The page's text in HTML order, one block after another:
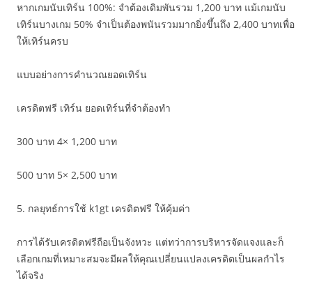
หากเกมนับเทิร์น 100%: จำต้องเดิมพันรวม 1,200 บาท แม้เกมนับ
เทิร์นบางเกม 50% จำเป็นต้องพนันรวมมากยิ่งขึ้นถึง 2,400 บาทเพื่อ
ให้เทิร์นครบ
แบบอย่างการคำนวณยอดเทิร์น
เครดิตฟรี เทิร์น ยอดเทิร์นที่จำต้องทำ
300 บาท 4× 1,200 บาท
500 บาท 5× 2,500 บาท
5. กลยุทธ์การใช้ k1gt เครดิตฟรี ให้คุ้มค่า
การได้รับเครดิตฟรีถือเป็นจังหวะ แต่ทว่าการบริหารจัดแจงและก็
เลือกเกมที่เหมาะสมจะมีผลให้คุณเปลี่ยนแปลงเครดิตเป็นผลกำไร
ได้จริง